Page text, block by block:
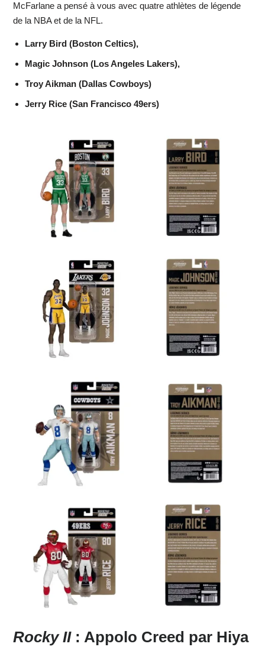
McFarlane a pensé à vous avec quatre athlètes de légende
de la NBA et de la NFL.
Larry Bird (Boston Celtics),
Magic Johnson (Los Angeles Lakers),
Troy Aikman (Dallas Cowboys)
Jerry Rice (San Francisco 49ers)
Rocky II: Appolo Creed par Hiya